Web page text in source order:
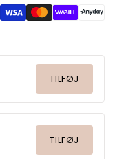
TILFØJ
TILFØJ